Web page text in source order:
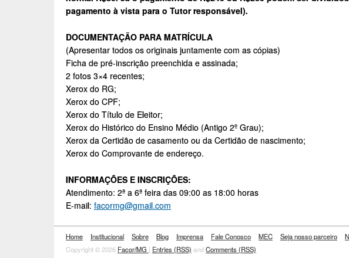
pagamento à vista para o Tutor responsável).
DOCUMENTAÇÃO PARA MATRÍCULA
(Apresentar todos os originais juntamente com as cópias)
Ficha de pré-inscrição preenchida e assinada;
2 fotos 3×4 recentes;
Xerox do RG;
Xerox do CPF;
Xerox do Título de Eleitor;
Xerox do Histórico do Ensino Médio (Antigo 2º Grau);
Xerox da Certidão de casamento ou da Certidão de nascimento;
Xerox do Comprovante de endereço.
INFORMAÇÕES E INSCRIÇÕES:
Atendimento: 2ª a 6ª feira das 09:00 as 18:00 horas
E-mail: facormg@gmail.com
Home Institucional Sobre Blog Imprensa Fale Conosco MEC Seja nosso parceiro
Copyright © 2026 Facor/MG | Entries (RSS) andComments (RSS)